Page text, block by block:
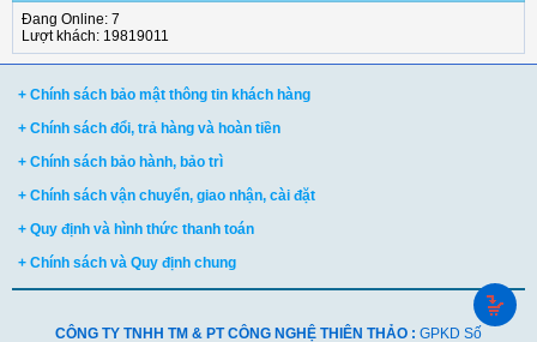
Đang Online: 7
Lượt khách: 19819011
+ Chính sách bảo mật thông tin khách hàng
+ Chính sách đổi, trả hàng và hoàn tiền
+ Chính sách bảo hành, bảo trì
+ Chính sách vận chuyển, giao nhận, cài đặt
+ Quy định và hình thức thanh toán
+ Chính sách và Quy định chung
CÔNG TY TNHH TM & PT CÔNG NGHỆ THIÊN THẢO : GPKD Số